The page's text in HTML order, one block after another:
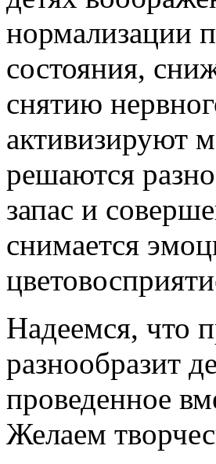
нормализации
состояния,
снятию
активизируют
решаются
запас и
снимается
Надеемся, что
разнообразит
проведенное
Желаем